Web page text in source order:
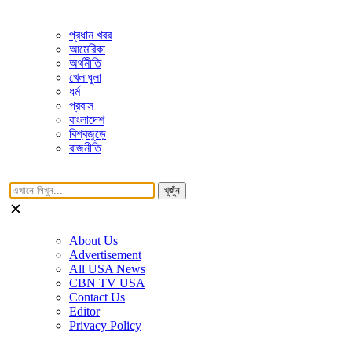
প্রধান খবর
আমেরিকা
অর্থনীতি
খেলাধুলা
ধর্ম
প্রবাস
বাংলাদেশ
বিশ্বজুড়ে
রাজনীতি
খুজুঁন
About Us
Advertisement
All USA News
CBN TV USA
Contact Us
Editor
Privacy Policy